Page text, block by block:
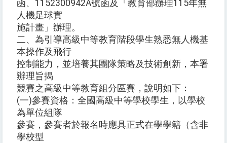
函、1152300942A號函及「教育部辦理115年無
人機足球實
施計畫」辦理。
二、為引導高級中等教育階段學生熟悉無人機基
本操作及飛行
控制能力，並培養其團隊策略及技術創新，本署
辦理旨揭
競賽之高級中等教育組分區賽，說明如下：
(一)參賽資格：全國高級中等學校學生，以學校
為單位組隊
參賽，參賽者於報名時應具正式在學學籍（含非
學校型